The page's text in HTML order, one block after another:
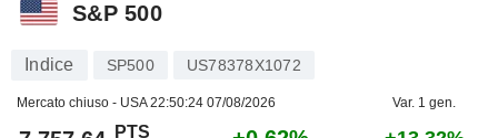
S&P 500
Indice SP500 US78378X1072
Mercato chiuso - USA22:50:24 07/08/2026 Var. 1 gen.
PTS